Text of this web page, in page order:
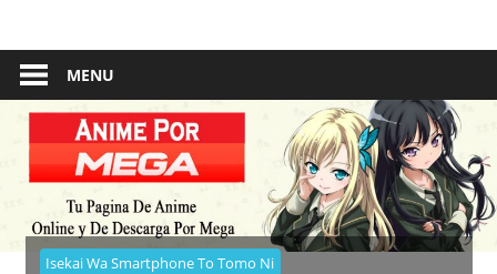
content
Anime
–
Por
Mega
Pagina
De
Descarga
Mega
MENU
Isekai Wa Smartphone To Tomo Ni